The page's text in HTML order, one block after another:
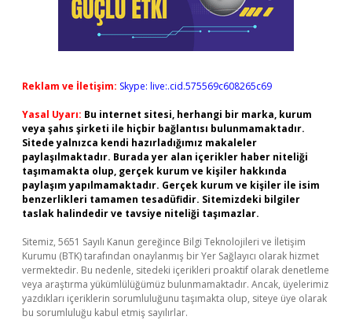
Reklam ve İletişim: Skype: live:.cid.575569c608265c69
Yasal Uyarı: Bu internet sitesi, herhangi bir marka, kurum
veya şahıs şirketi ile hiçbir bağlantısı bulunmamaktadır.
Sitede yalnızca kendi hazırladığımız makaleler
paylaşılmaktadır. Burada yer alan içerikler haber niteliği
taşımamakta olup, gerçek kurum ve kişiler hakkında
paylaşım yapılmamaktadır. Gerçek kurum ve kişiler ile isim
benzerlikleri tamamen tesadüfidir. Sitemizdeki bilgiler
taslak halindedir ve tavsiye niteliği taşımazlar.
Sitemiz, 5651 Sayılı Kanun gereğince Bilgi Teknolojileri ve İletişim
Kurumu (BTK) tarafından onaylanmış bir Yer Sağlayıcı olarak hizmet
vermektedir. Bu nedenle, sitedeki içerikleri proaktif olarak denetleme
veya araştırma yükümlülüğümüz bulunmamaktadır. Ancak, üyelerimiz
yazdıkları içeriklerin sorumluluğunu taşımakta olup, siteye üye olarak
bu sorumluluğu kabul etmiş sayılırlar.